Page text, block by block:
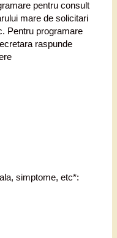
pentru consult
mare de solicitari
Pentru programare
raspunde
simptome, etc*: